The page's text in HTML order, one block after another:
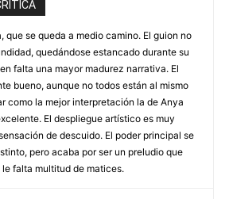
que se queda a medio camino. El guion no
quedándose estancado durante su
falta una mayor madurez narrativa. El
bueno, aunque no todos están al mismo
como la mejor interpretación la de Anya
El despliegue artístico es muy
de descuido. El poder principal se
pero acaba por ser un preludio que
falta multitud de matices.